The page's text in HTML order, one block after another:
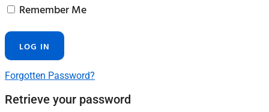
Remember Me
Forgotten Password?
Retrieve your password